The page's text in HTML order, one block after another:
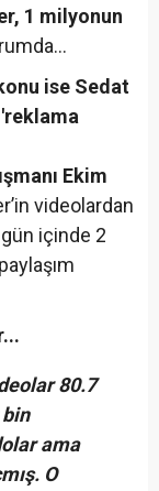
1 milyonun
ise Sedat
'reklama
Ekim
videolardan
gün içinde 2
80.7
ama
O